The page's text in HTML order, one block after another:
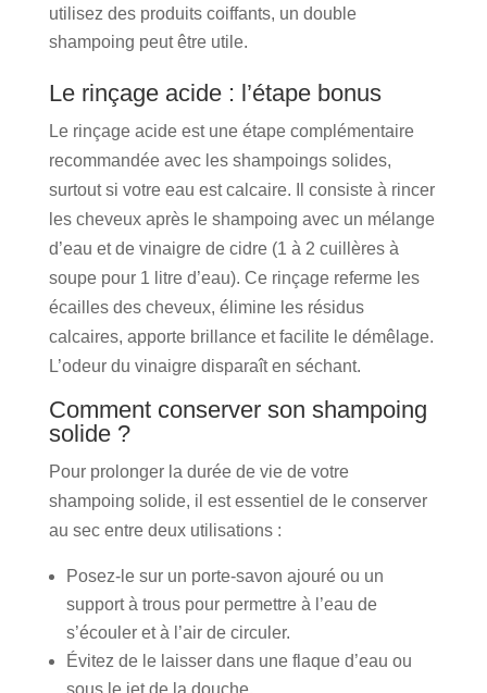
utilisez des produits coiffants, un double
shampoing peut être utile.
Le rinçage acide : l’étape bonus
Le rinçage acide est une étape complémentaire
recommandée avec les shampoings solides,
surtout si votre eau est calcaire. Il consiste à rincer
les cheveux après le shampoing avec un mélange
d’eau et de vinaigre de cidre (1 à 2 cuillères à
soupe pour 1 litre d’eau). Ce rinçage referme les
écailles des cheveux, élimine les résidus
calcaires, apporte brillance et facilite le démêlage.
L’odeur du vinaigre disparaît en séchant.
Comment conserver son shampoing
solide ?
Pour prolonger la durée de vie de votre
shampoing solide, il est essentiel de le conserver
au sec entre deux utilisations :
Posez-le sur un porte-savon ajouré ou un
support à trous pour permettre à l’eau de
s’écouler et à l’air de circuler.
Évitez de le laisser dans une flaque d’eau ou
sous le jet de la douche.